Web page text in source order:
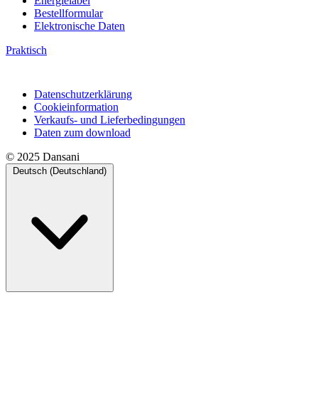
Bestellformular
Elektronische Daten
Praktisch
Datenschutzerklärung
Cookieinformation
Verkaufs- und Lieferbedingungen
Daten zum download
© 2025 Dansani
Deutsch (Deutschland)